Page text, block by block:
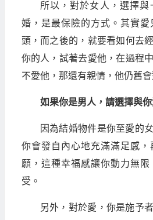
所以，對於女人，選擇
婚，是最保險的方式。其實
頭，而之後的，就要看如何去
你的人，試著去愛他，在過程
不愛他，那還有親情，他仍舊會
如果你是男人，請選擇與
因為結婚物件是你至愛的
你會發自內心地充滿滿足感
願，這種幸福感讓你動力無
受。
另外，對於愛，你是施予